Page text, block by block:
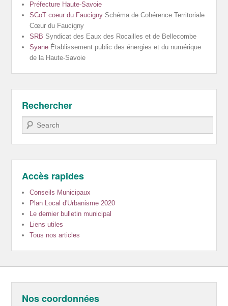
Préfecture Haute-Savoie
SCoT coeur du Faucigny Schéma de Cohérence Territoriale
Cœur du Faucigny
SRB Syndicat des Eaux des Rocailles et de Bellecombe
Syane Établissement public des énergies et du numérique
de la Haute-Savoie
Rechercher
Recherche
Accès rapides
Conseils Municipaux
Plan Local d'Urbanisme 2020
Le dernier bulletin municipal
Liens utiles
Tous nos articles
Nos coordonnées